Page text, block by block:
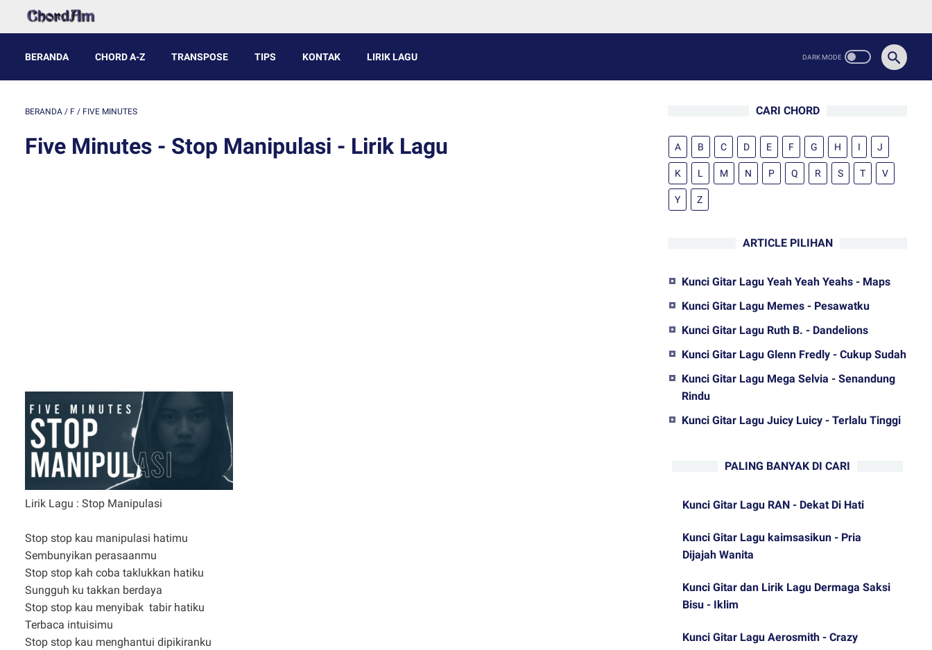
BERANDA CHORD A-Z TRANSPOSE TIPS KONTAK LIRIK LAGU
BERANDA / F / FIVE MINUTES
Five Minutes - Stop Manipulasi - Lirik Lagu
Lirik Lagu : Stop Manipulasi
Stop stop kau manipulasi hatimu
Sembunyikan perasaanmu
Stop stop kah coba taklukkan hatiku
Sungguh ku takkan berdaya
Stop stop kau menyibak tabir hatiku
Terbaca intuisimu
Stop stop kau menghantui dipikiranku
CARI CHORD
A B C D E F G H I J
K L M N P Q R S T V
Y Z
ARTICLE PILIHAN
Kunci Gitar Lagu Yeah Yeah Yeahs - Maps
Kunci Gitar Lagu Memes - Pesawatku
Kunci Gitar Lagu Ruth B. - Dandelions
Kunci Gitar Lagu Glenn Fredly - Cukup Sudah
Kunci Gitar Lagu Mega Selvia - Senandung
Rindu
Kunci Gitar Lagu Juicy Luicy - Terlalu Tinggi
PALING BANYAK DI CARI
Kunci Gitar Lagu RAN - Dekat Di Hati
Kunci Gitar Lagu kaimsasikun - Pria
Dijajah Wanita
Kunci Gitar dan Lirik Lagu Dermaga Saksi
Bisu - Iklim
Kunci Gitar Lagu Aerosmith - Crazy